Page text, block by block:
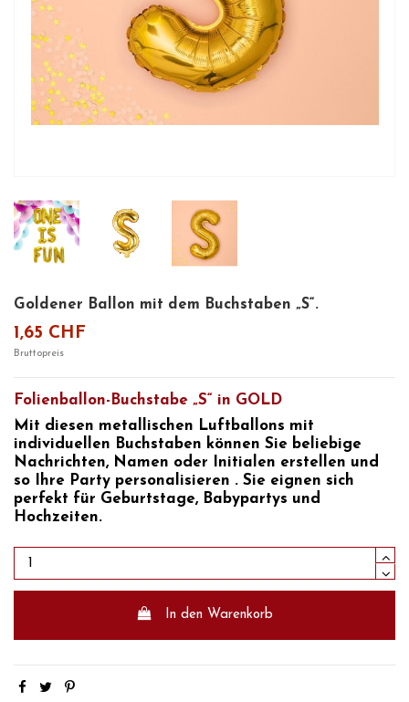
Goldener Ballon mit dem Buchstaben „S“.
1,65 CHF
Bruttopreis
Folienballon-Buchstabe „S“ in GOLD
Mit diesen metallischen Luftballons mit
individuellen Buchstaben können Sie beliebige
Nachrichten, Namen oder Initialen erstellen und
so
Ihre Party personalisieren . Sie eignen sich
perfekt für Geburtstage, Babypartys und
Hochzeiten.
In den Warenkorb